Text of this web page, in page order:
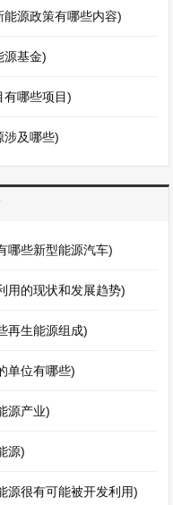
源政策有哪些内容)
源基金)
有哪些项目)
涉及哪些)
哪些新型能源汽车)
用的现状和发展趋势)
再生能源组成)
单位有哪些)
源产业)
源)
源很有可能被开发利用)